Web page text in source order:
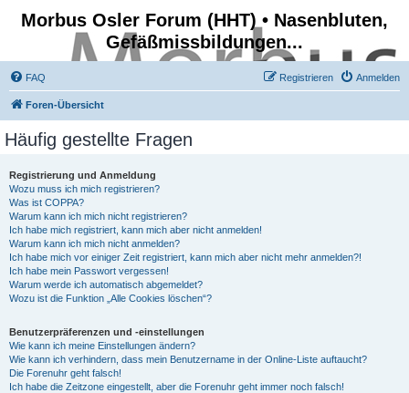
Morbus Osler Forum (HHT) • Nasenbluten,
Gefäßmissbildungen...
FAQ Anmelden
Registrieren
Foren-Übersicht
Häufig gestellte Fragen
Registrierung und Anmeldung
Wozu muss ich mich registrieren?
Was ist COPPA?
Warum kann ich mich nicht registrieren?
Ich habe mich registriert, kann mich aber nicht anmelden!
Warum kann ich mich nicht anmelden?
Ich habe mich vor einiger Zeit registriert, kann mich aber nicht mehr anmelden?!
Ich habe mein Passwort vergessen!
Warum werde ich automatisch abgemeldet?
Wozu ist die Funktion „Alle Cookies löschen“?
Benutzerpräferenzen und -einstellungen
Wie kann ich meine Einstellungen ändern?
Wie kann ich verhindern, dass mein Benutzername in der Online-Liste auftaucht?
Die Forenuhr geht falsch!
Ich habe die Zeitzone eingestellt, aber die Forenuhr geht immer noch falsch!